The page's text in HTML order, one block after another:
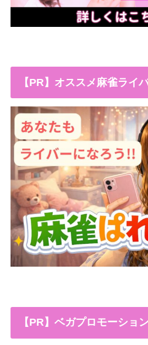
【PR】オススメ麻雀ライ
【PR】ベガプロモーショ